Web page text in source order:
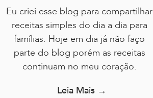
Eu criei esse blog para compartilhar
receitas simples do dia a dia para
famílias. Hoje em dia já não faço
parte do blog porém as receitas
continuam no meu coração.
Leia Mais →